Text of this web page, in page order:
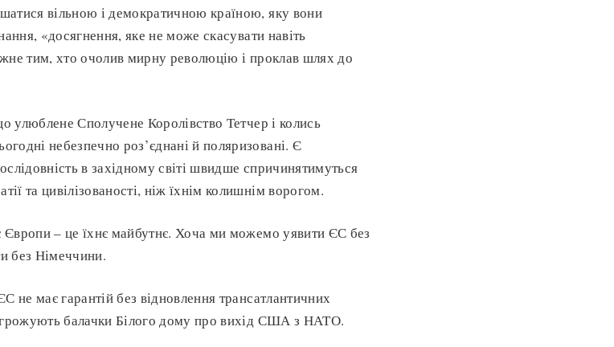
вільною і демократичною країною, яку вони
«досягнення, яке не може скасувати навіть
тим, хто очолив мирну революцію і проклав шлях до
улюблене Сполучене Королівство Тетчер і колись
небезпечно роз’єднані й поляризовані. Є
в західному світі швидше спричинятимуться
та цивілізованості, ніж їхнім колишнім ворогом.
– це їхнє майбутнє. Хоча ми можемо уявити ЄС без
без Німеччини.
не має гарантій без відновлення трансатлантичних
балачки Білого дому про вихід США з НАТО.